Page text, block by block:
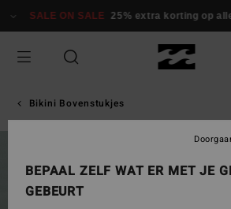
naar
SALE ON SALE 25% extra korting op alle
Bikini Bovenstukjes
BEPAAL ZELF WAT ER MET JE
GEBEURT